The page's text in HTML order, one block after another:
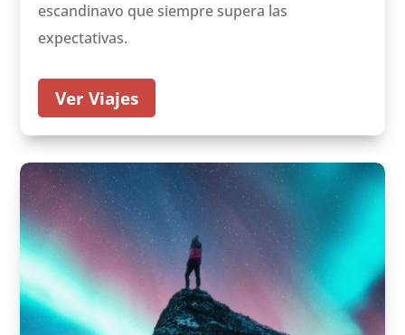
escandinavo que siempre supera las
expectativas.
Ver Viajes